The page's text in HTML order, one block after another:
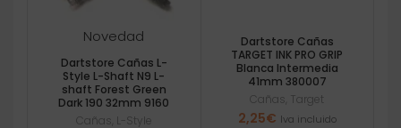
Novedad
Dartstore Cañas L-
Style L-Shaft N9 L-
shaft Forest Green
Dark 190 32mm 9160
Cañas L-Style
Dartstore Cañas
TARGET INK PRO GRIP
Blanca Intermedia
41mm 380007
Cañas Target
2,25€ Iva incluido